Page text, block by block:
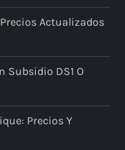
Actualizados
Subsidio DS1 O
Precios Y